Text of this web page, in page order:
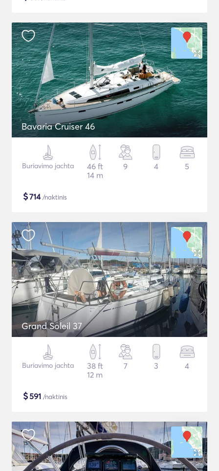
Bavaria Cruiser 46
Buriavimo jachta
46 ft
14 m
9 4 5
$714/naktinis
Grand Soleil 37
Buriavimo jachta
38 ft
12 m
7 3 4
$591 /naktinis